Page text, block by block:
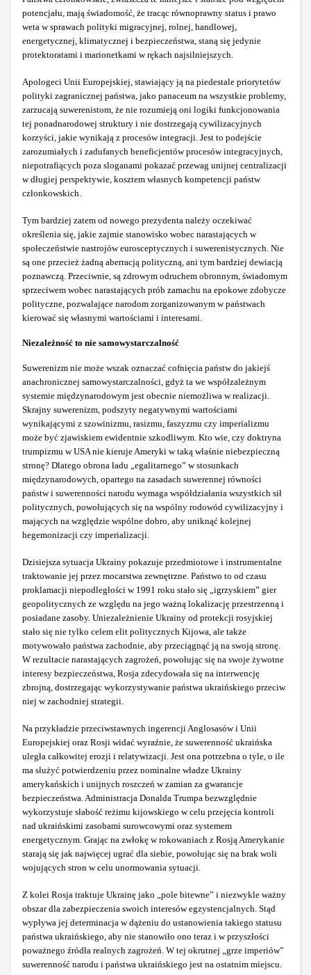
potencjału, mają świadomość, że tracąc równoprawny status i prawo
weta w sprawach polityki migracyjnej, rolnej, handlowej,
energetycznej, klimatycznej i bezpieczeństwa, staną się jedynie
protektoratami i marionetkami w rękach najsilniejszych.
Apologeci Unii Europejskiej, stawiający ją na piedestale priorytetów
polityki zagranicznej państwa, jako panaceum na wszystkie problemy,
zarzucają suwerenistom, że nie rozumieją oni logiki funkcjonowania
tej ponadnarodowej struktury i nie dostrzegają cywilizacyjnych
korzyści, jakie wynikają z procesów integracji. Jest to podejście
zarozumiałych i zadufanych beneficjentów procesów integracyjnych,
niepotrafiących poza sloganami pokazać przewag unijnej centralizacji
w długiej perspektywie, kosztem własnych kompetencji państw
członkowskich.
Tym bardziej zatem od nowego prezydenta należy oczekiwać
określenia się, jakie zajmie stanowisko wobec narastających w
społeczeństwie nastrojów eurosceptycznych i suwerenistycznych. Nie
są one przecież żadną aberracją polityczną, ani tym bardziej dewiacją
poznawczą. Przeciwnie, są zdrowym odruchem obronnym, świadomym
sprzeciwem wobec narastających prób zamachu na epokowe zdobycze
polityczne, pozwalające narodom zorganizowanym w państwach
kierować się własnymi wartościami i interesami.
Niezależność to nie samowystarczalność
Suwerenizm nie może wszak oznaczać cofnięcia państw do jakiejś
anachronicznej samowystarczalności, gdyż ta we współzależnym
systemie międzynarodowym jest obecnie niemożliwa w realizacji.
Skrajny suwerenizm, podszyty negatywnymi wartościami
wynikającymi z szowinizmu, rasizmu, faszyzmu czy imperializmu
może być zjawiskiem ewidentnie szkodliwym. Kto wie, czy doktryna
trumpizmu w USA nie kieruje Ameryki w taką właśnie niebezpieczną
stronę? Dlatego obrona ładu „egalitarnego” w stosunkach
międzynarodowych, opartego na zasadach suwerennej równości
państw i suwerenności narodu wymaga współdziałania wszystkich sił
politycznych, powołujących się na wspólny rodowód cywilizacyjny i
mających na względzie wspólne dobro, aby uniknąć kolejnej
hegemonizacji czy imperializacji.
Dzisiejsza sytuacja Ukrainy pokazuje przedmiotowe i instrumentalne
traktowanie jej przez mocarstwa zewnętrzne. Państwo to od czasu
proklamacji niepodległości w 1991 roku stało się „igrzyskiem” gier
geopolitycznych ze względu na jego ważną lokalizację przestrzenną i
posiadane zasoby. Uniezależnienie Ukrainy od protekcji rosyjskiej
stało się nie tylko celem elit politycznych Kijowa, ale także
motywowało państwa zachodnie, aby przeciągnąć ją na swoją stronę.
W rezultacie narastających zagrożeń, powołując się na swoje żywotne
interesy bezpieczeństwa, Rosja zdecydowała się na interwencję
zbrojną, dostrzegając wykorzystywanie państwa ukraińskiego przeciw
niej w zachodniej strategii.
Na przykładzie przeciwstawnych ingerencji Anglosasów i Unii
Europejskiej oraz Rosji widać wyraźnie, że suwerenność ukraińska
uległa całkowitej erozji i relatywizacji. Jest ona potrzebna o tyle, o ile
ma służyć potwierdzeniu przez nominalne władze Ukrainy
amerykańskich i unijnych roszczeń w zamian za gwarancje
bezpieczeństwa. Administracja Donalda Trumpa bezwzględnie
wykorzystuje słabość reżimu kijowskiego w celu przejęcia kontroli
nad ukraińskimi zasobami surowcowymi oraz systemem
energetycznym. Grając na zwłokę w rokowaniach z Rosją Amerykanie
starają się jak najwięcej ugrać dla siebie, powołując się na brak woli
wojujących stron w celu unormowania sytuacji.
Z kolei Rosja traktuje Ukrainę jako „pole bitewne” i niezwykle ważny
obszar dla zabezpieczenia swoich interesów egzystencjalnych. Stąd
wypływa jej determinacja w dążeniu do ustanowienia takiego statusu
państwa ukraińskiego, aby nie stanowiło ono teraz i w przyszłości
poważnego źródła realnych zagrożeń. W tej okrutnej „grze imperiów”
suwerenność narodu i państwa ukraińskiego jest na ostatnim miejscu.